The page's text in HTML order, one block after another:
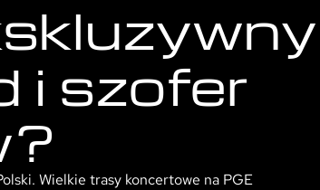
i szofer
Wielkie trasy koncertowe na PGE